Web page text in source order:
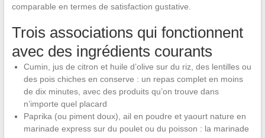
comparable en termes de satisfaction gustative.
Trois associations qui fonctionnent
avec des ingrédients courants
Cumin, jus de citron et huile d’olive sur du riz, des lentilles ou
des pois chiches en conserve : un repas complet en moins
de dix minutes, avec des produits qu’on trouve dans
n’importe quel placard
Paprika (ou piment doux), ail en poudre et yaourt nature en
marinade express sur du poulet ou du poisson : la marinade